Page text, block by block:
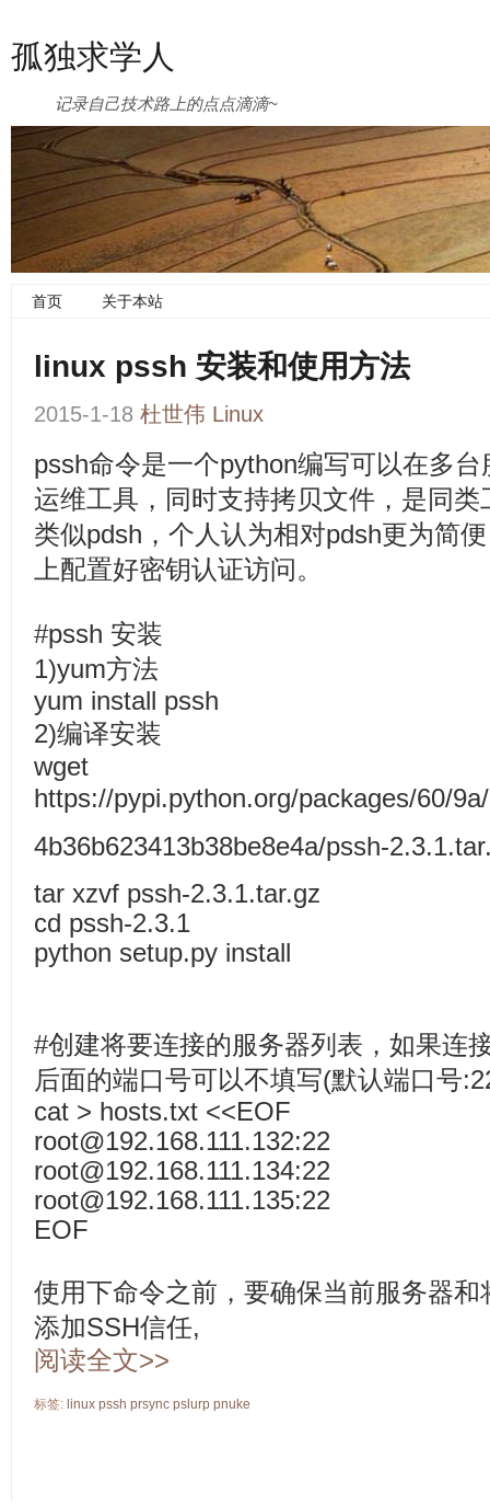
孤独求学人
记录自己技术路上的点点滴滴~
首页 关于本站
linux pssh 安装和使用方法
2015-1-18 杜世伟 Linux
pssh命令是一个python编写可以在多
运维工具，同时支持拷贝文件，是同类
类似pdsh，个人认为相对pdsh更为简
上配置好密钥认证访问。
#pssh 安装
1)yum方法
yum install pssh
2)编译安装
wget
https://pypi.python.org/packages/60/
4b36b623413b38be8e4a/pssh-
tar xzvf pssh-2.3.1.tar.gz
cd pssh-2.3.1
python setup.py install
#创建将要连接的服务器列表，如果连
后面的端口号可以不填写(默认端口号
cat > hosts.txt <<EOF
root@192.168.111.132:22
root@192.168.111.134:22
root@192.168.111.135:22
EOF
使用下命令之前，要确保当前服务器
添加SSH信任,
阅读全文>>
标签: linux pssh prsync pslurp pnuke